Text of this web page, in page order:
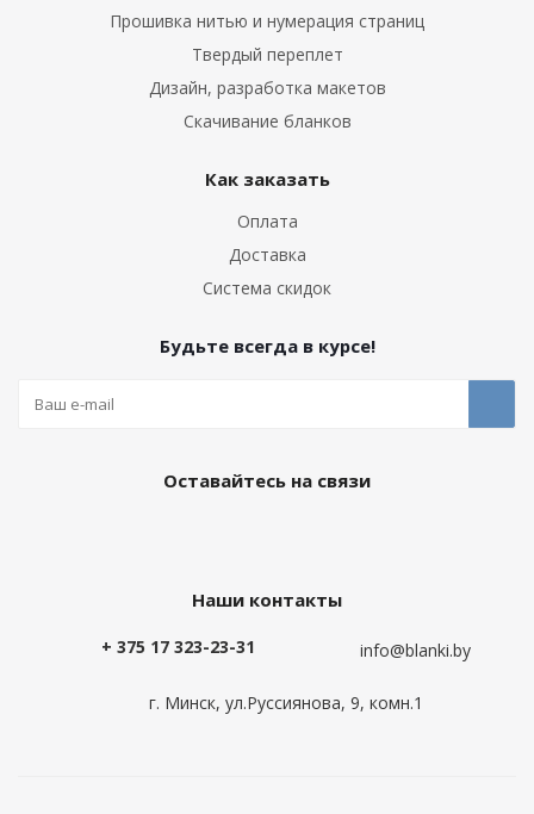
Прошивка нитью и нумерация страниц
Твердый переплет
Дизайн, разработка макетов
Скачивание бланков
Как заказать
Оплата
Доставка
Система скидок
Будьте всегда в курсе!
Оставайтесь на связи
Наши контакты
+ 375 17 323-23-31 info@blanki.by
г. Минск, ул.Руссиянова, 9, комн.1